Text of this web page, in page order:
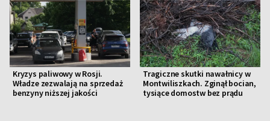
Kryzys paliwowy w Rosji.
Władze zezwalają na sprzedaż
benzyny niższej jakości
Tragiczne skutki nawałnicy w
Montwiliszkach. Zginął bocian,
tysiące domostw bez prądu